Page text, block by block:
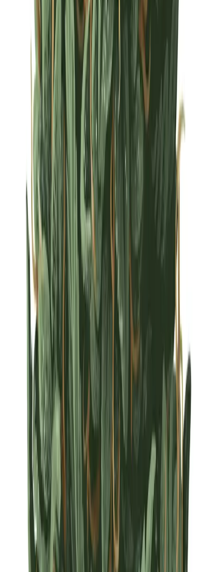
Strains
Sativa Strains Indica Strains Hybrid Strains
Standorte